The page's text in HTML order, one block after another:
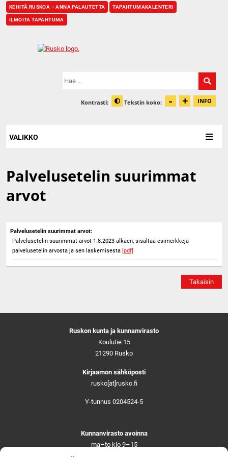
KEHITÄ RUSKOA – ANNA PALAUTETTA TAPAHTUMAKALENTERI
ILMOITA TAPAHTUMA
Hae:
Kontrasti: Muuta kontrastia
Tekstin koko: - + INFO
VALIKKO
Palvelusetelin suurimmat
arvot
Palvelusetelin suurimmat arvot:
Palvelusetelin suurimmat arvot 1.8.2023 alkaen, sisältää esimerkkejä
palvelusetelin arvosta ja sen laskemisesta [pdf]
Takaisin
Ruskon kunta ja kunnanvirasto
Koulutie 15
21290 Rusko
Kirjaamon sähköposti
rusko[at]rusko.fi
Y-tunnus 0204524-5
Kunnanvirasto avoinna
ma–to klo 9–15